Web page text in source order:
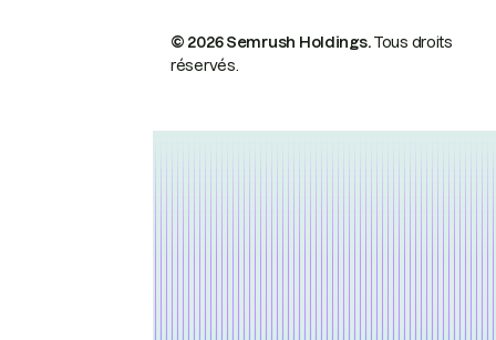
© 2026 Semrush Holdings.Tous droits
réservés.